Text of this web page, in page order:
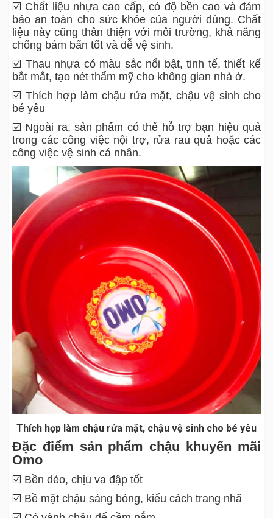
☑️ Chất liệu nhựa cao cấp, có độ bền cao và đảm
bảo an toàn cho sức khỏe của người dùng. Chất
liệu này cũng thân thiện với môi trường, khả năng
chống bám bẩn tốt và dễ vệ sinh.
☑️ Thau nhựa có màu sắc nổi bật, tinh tế, thiết kế
bắt mắt, tạo nét thẩm mỹ cho không gian nhà ở.
☑️ Thích hợp làm chậu rửa mặt, chậu vệ sinh cho
bé yêu
☑️ Ngoài ra, sản phẩm có thể hỗ trợ bạn hiệu quả
trong các công việc nội trợ, rửa rau quả hoặc các
công việc vệ sinh cá nhân.
Thích hợp làm chậu rửa mặt, chậu vệ sinh cho bé yêu
Đặc điểm sản phẩm chậu khuyến mãi
Omo
☑️ Bền dẻo, chịu va đập tốt
☑️ Bề mặt chậu sáng bóng, kiểu cách trang nhã